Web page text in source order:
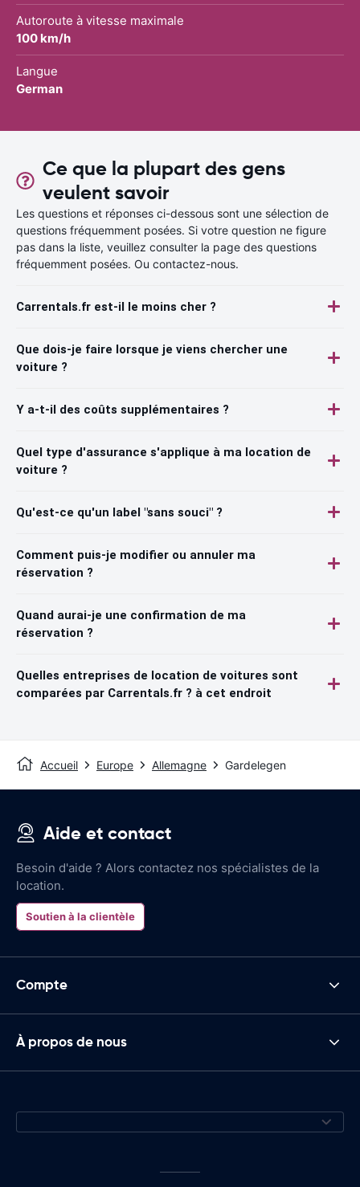
Autoroute à vitesse maximale
100 km/h
Langue
German
Ce que la plupart des gens
veulent savoir
Les questions et réponses ci-dessous sont une sélection de
questions fréquemment posées. Si votre question ne figure
pas dans la liste, veuillez consulter la page des questions
fréquemment posées. Ou contactez-nous.
Carrentals.fr est-il le moins cher ?
Que dois-je faire lorsque je viens chercher une
voiture ?
Y a-t-il des coûts supplémentaires ?
Quel type d'assurance s'applique à ma location de
voiture ?
Qu'est-ce qu'un label "sans souci" ?
Comment puis-je modifier ou annuler ma
réservation ?
Quand aurai-je une confirmation de ma
réservation ?
Quelles entreprises de location de voitures sont
comparées par Carrentals.fr ? à cet endroit
Accueil Europe Allemagne Gardelegen
Aide et contact
Besoin d'aide ? Alors contactez nos spécialistes de la
location.
Soutien à la clientèle
Compte
À propos de nous